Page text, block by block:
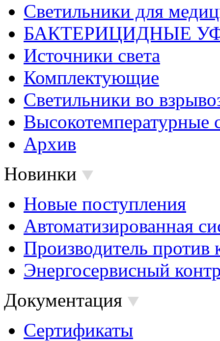
Светильники для
БАКТЕРИЦИДНЫЕ
Источники света
Комплектующие
Светильники во
Высокотемпературные
Архив
Новинки
Новые поступления
Автоматизированная
Производитель против
Энергосервисный
Документация
Сертификаты